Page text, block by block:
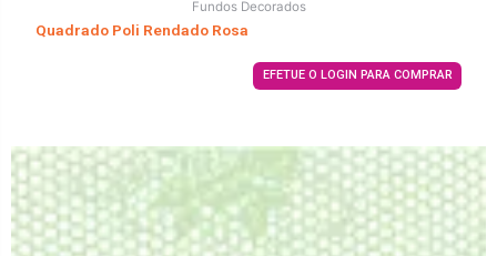
Fundos Decorados
Quadrado Poli Rendado Rosa
EFETUE O LOGIN PARA COMPRAR